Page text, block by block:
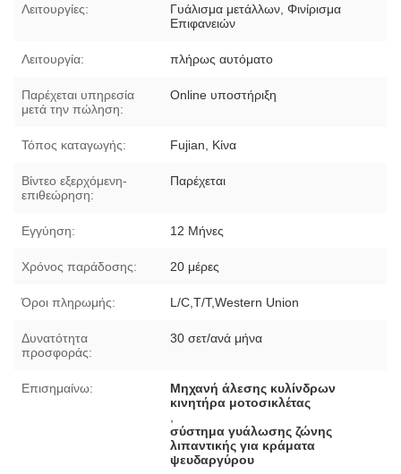
Λειτουργίες:
Γυάλισμα μετάλλων, Φινίρισμα
Επιφανειών
Λειτουργία: πλήρως αυτόματο
Παρέχεται υπηρεσία
μετά την πώληση:
Online υποστήριξη
Τόπος καταγωγής: Fujian, Κίνα
Βίντεο εξερχόμενη-
επιθεώρηση:
Παρέχεται
Εγγύηση: 12 Μήνες
Χρόνος παράδοσης: 20 μέρες
Όροι πληρωμής: L/C,T/T,Western Union
Δυνατότητα
προσφοράς:
30 σετ/ανά μήνα
Επισημαίνω:
Μηχανή άλεσης κυλίνδρων
κινητήρα μοτοσικλέτας
σύστημα γυάλωσης ζώνης
λιπαντικής για κράματα
ψευδαργύρου